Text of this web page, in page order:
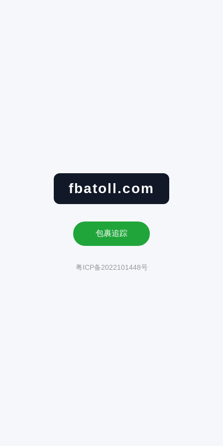
fbatoll.com
包裹追踪
粤ICP备2022101448号